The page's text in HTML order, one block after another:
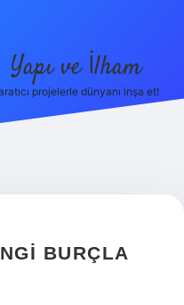
Yapı ve İlham
projelerle dünyanı inşa et!
BURÇLA